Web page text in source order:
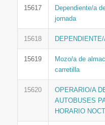
15617
Dependiente/a
jornada
15618
15619
Mozo/a de
carretilla
15620
OPERARIO/A
AUTOBUSES
HORARIO